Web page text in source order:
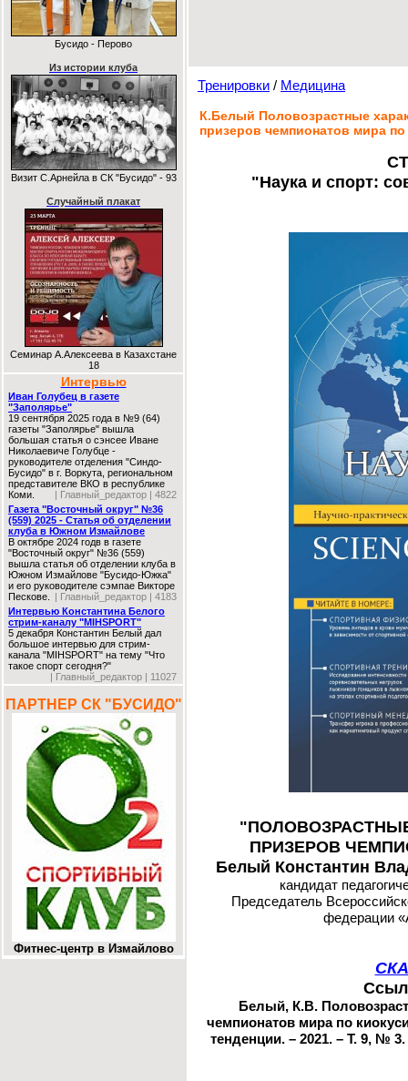
Бусидо - Перово
Из истории клуба
Визит С.Арнейла в СК "Бусидо" - 93
Случайный плакат
Семинар А.Алексеева в Казахстане
18
Интервью
Иван Голубец в газете
"Заполярье"
19 сентября 2025 года в №9 (64)
газеты "Заполярье" вышла
большая статья о сэнсее Иване
Николаевиче Голубце -
руководителе отделения "Синдо-
Бусидо" в г. Воркута, региональном
представителе ВКО в республике
Коми.
| Главный_редактор | 4822
Газета "Восточный округ" №36
(559) 2025 - Статья об отделении
клуба в Южном Измайлове
В октябре 2024 годв в газете
"Восточный округ" №36 (559)
вышла статья об отделении клуба в
Южном Измайлове "Бусидо-Южка"
и его руководителе сэмпае Викторе
Пескове.
| Главный_редактор | 4183
Интервью Константина Белого
стрим-каналу "MIHSPORT"
5 декабря Константин Белый дал
большое интервью для стрим-
канала "MIHSPORT" на тему "Что
такое спорт сегодня?"
| Главный_редактор | 11027
ПАРТНЕР СК "БУСИДО"
Фитнес-центр в Измайлово
Тренировки / Медицина
К.Белый Половозрастные
призеров чемпионатов мира по
"Наука и спорт:
ПРИЗЕРОВ
Белый Константин
кандидат
Председатель
федерации
Белый, К.В.
чемпионатов мира по
тенденции. – 2021. – Т. 9, № 3.